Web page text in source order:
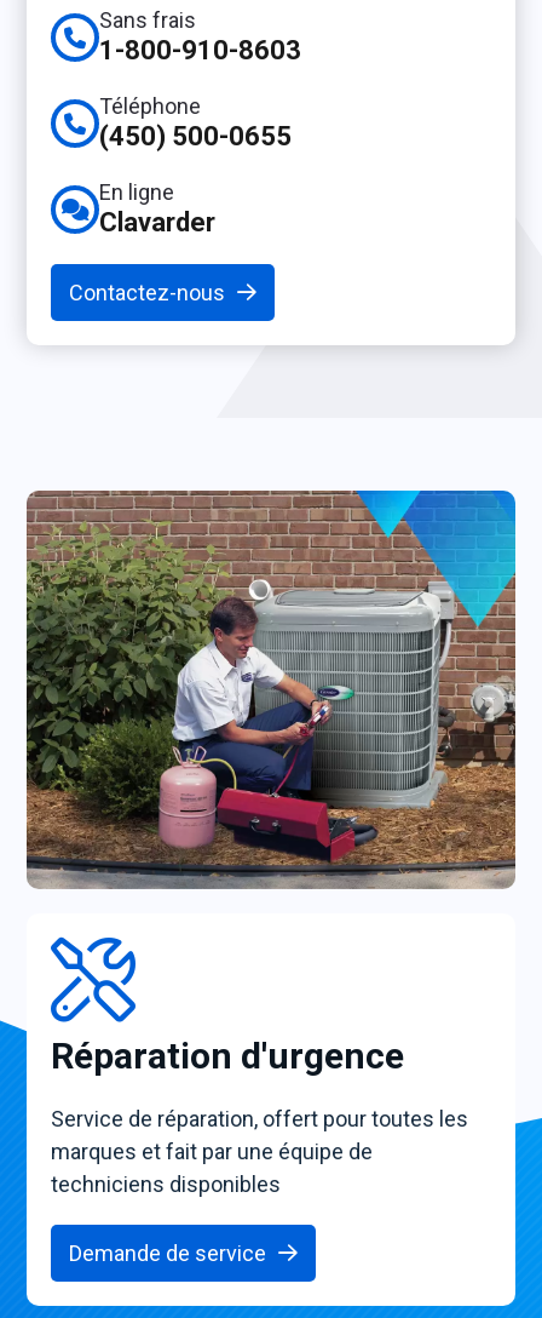
Sans frais
1-800-910-8603
Téléphone
(450) 500-0655
En ligne
Clavarder
Contactez-nous
Réparation d'urgence
Service de réparation, offert pour toutes les
marques et fait par une équipe de
techniciens disponibles
Demande de service